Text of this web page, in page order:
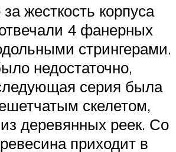
жесткость корпуса
4 фанерных
стрингерами.
недостаточно,
серия была
скелетом,
деревянных реек. Со
приходит в